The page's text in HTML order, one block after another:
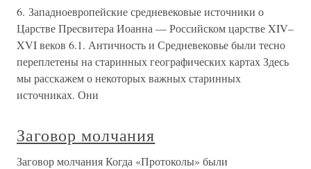
6. Западноевропейские средневековые источники о
Царстве Пресвитера Иоанна — Российском царстве XIV–
XVI веков 6.1. Античность и Средневековье были тесно
переплетены на старинных географических картах Здесь
мы расскажем о некоторых важных старинных
источниках. Они
Заговор молчания
Заговор молчания Когда «Протоколы» были